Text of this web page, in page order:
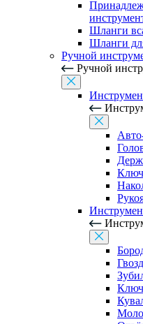
Шланги
Шланги
Ручной
Ручной